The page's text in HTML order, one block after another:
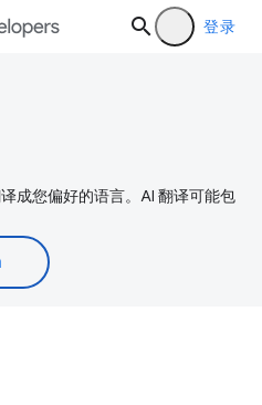
登录
成您偏好的语言。AI 翻译可能包